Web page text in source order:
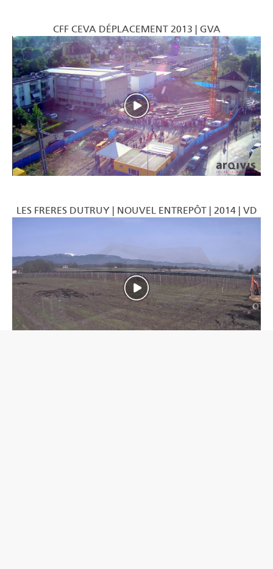
CFF CEVA DÉPLACEMENT 2013 | GVA
LES FRERES DUTRUY | NOUVEL ENTREPÔT | 2014 | VD